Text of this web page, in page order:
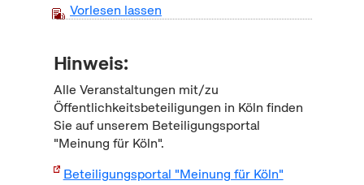
Vorlesen lassen
Hinweis:
Alle Veranstaltungen mit/zu
Öffentlichkeitsbeteiligungen in Köln finden
Sie auf unserem Beteiligungsportal
"Meinung für Köln".
Beteiligungsportal "Meinung für Köln"